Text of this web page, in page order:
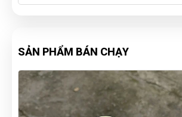
SẢN PHẨM BÁN CHẠY